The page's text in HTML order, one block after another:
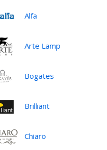
Alfa
Arte Lamp
Bogates
Brilliant
Chiaro